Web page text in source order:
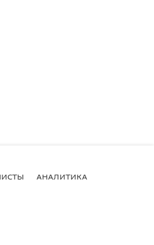
АНАЛИТИКА